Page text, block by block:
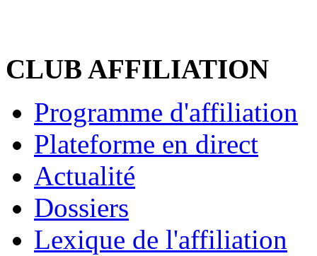
CLUB AFFILIATION
Programme d'affiliation
Plateforme en direct
Actualité
Dossiers
Lexique de l'affiliation